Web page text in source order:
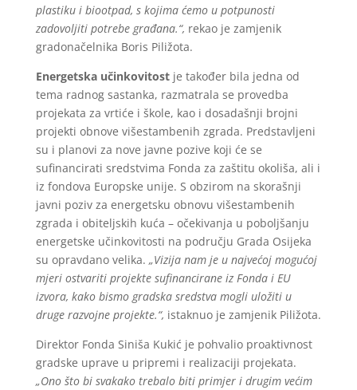
plastiku i biootpad, s kojima ćemo u potpunosti
zadovoljiti potrebe građana.“, rekao je zamjenik
gradonačelnika Boris Piližota.
Energetska učinkovitostje također bila jedna od
tema radnog sastanka, razmatrala se provedba
projekata za vrtiće i škole, kao i dosadašnji brojni
projekti obnove višestambenih zgrada. Predstavljeni
su i planovi za nove javne pozive koji će se
sufinancirati sredstvima Fonda za zaštitu okoliša, ali i
iz fondova Europske unije. S obzirom na skorašnji
javni poziv za energetsku obnovu višestambenih
zgrada i obiteljskih kuća – očekivanja u poboljšanju
energetske učinkovitosti na području Grada Osijeka
su opravdano velika. „Vizija nam je u najvećoj mogućoj
mjeri ostvariti projekte sufinancirane iz Fonda i EU
izvora, kako bismo gradska sredstva mogli uložiti u
druge razvojne projekte.“, istaknuo je zamjenik Piližota.
Direktor Fonda Siniša Kukić je pohvalio proaktivnost
gradske uprave u pripremi i realizaciji projekata.
„Ono što bi svakako trebalo biti primjer i drugim većim